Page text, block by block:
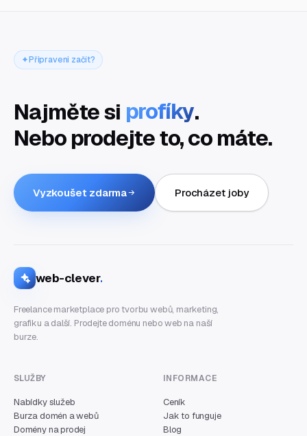
Připraveni začít?
Najměte si profíky.
Nebo prodejte to, co máte.
Vyzkoušet zdarma Procházet joby
web-clever.
Freelance marketplace pro tvorbu webů, marketing,
grafiku a další. Prodejte doménu nebo web na naší
burze.
SLUŽBY
Nabídky služeb
Burza domén a webů
Domény na prodej
INFORMACE
Ceník
Jak to funguje
Blog